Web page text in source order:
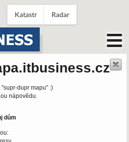
Katastr Radar
dupr mapu" :)
nápovědu.
dům